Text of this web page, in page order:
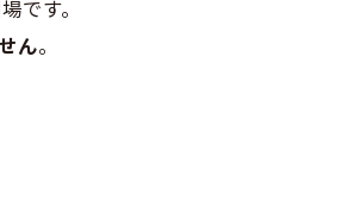
です。
ん。